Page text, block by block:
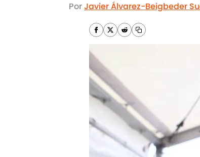
PorJavier Álvarez-Beigbeder